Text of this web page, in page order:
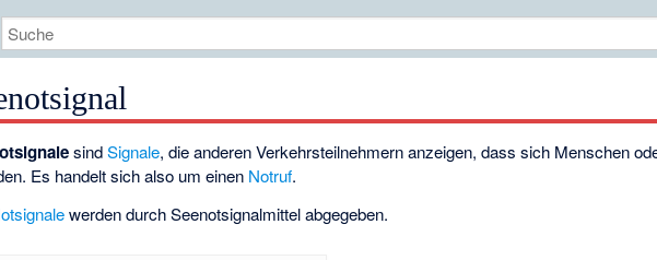
sindSignale, die anderen Verkehrsteilnehmern anzeigen, dass sich Menschen
Es handelt sich also um einen Notruf.
werden durch Seenotsignalmittel abgegeben.